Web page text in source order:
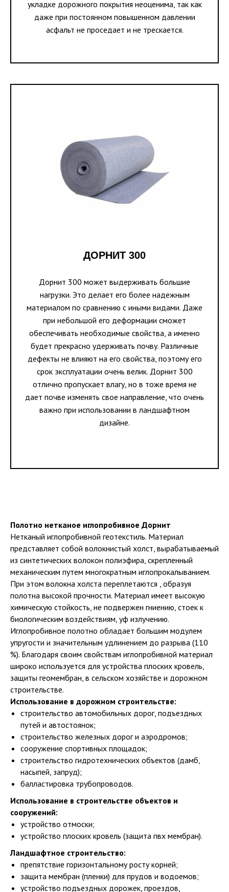
укладке дорожного покрытия неоценима, так как
даже при постоянном повышенном давлении
асфальт не проседает и не трескается.
ДОРНИТ 300
Дорнит 300 может выдерживать большие
нагрузки. Это делает его более надежным
материалом по сравнению с иными видами. Даже
при небольшой его деформации сможет
обеспечивать необходимые свойства, а именно
будет прекрасно удерживать почву. Различные
дефекты не влияют на его свойства, поэтому его
срок эксплуатации очень велик. Дорнит 300
отлично пропускает влагу, но в тоже время не
дает почве изменять свое направление, что очень
важно при использовании в ландшафтном
дизайне.
Полотно нетканое иглопробивное Дорнит
Нетканый иглопробивной геотекстиль. Материал
представляет собой волокнистый холст, вырабатываемый
из синтетических волокон полиэфира, скрепленный
механическим путем многократным иглопрокалыванием.
При этом волокна холста переплетаются , образуя
полотна высокой прочности. Материал имеет высокую
химическую стойкость, не подвержен гниению, стоек к
биологическим воздействиям, уф излучению.
Иглопробивное полотно обладает большим модулем
упругости и значительным удлинением до разрыва (110
%). Благодаря своим свойствам иглопробивной материал
широко используется для устройства плоских кровель,
защиты геомембран, в сельском хозяйстве и дорожном
строительстве.
Использование в дорожном строительстве:
строительство автомобильных дорог, подъездных
путей и автостоянок;
строительство железных дорог и аэродромов;
сооружение спортивных площадок;
строительство гидротехнических объектов (дамб,
насыпей, запруд);
балластировка трубопроводов.
Использование в строительстве объектов и
сооружений:
устройство отмоски;
устройство плоских кровель (защита пвх мембран).
Ландшафтное строительство:
препятствие горизонтальному росту корней;
защита мембран (пленки) для прудов и водоемов;
устройство подъездных дорожек, проездов,